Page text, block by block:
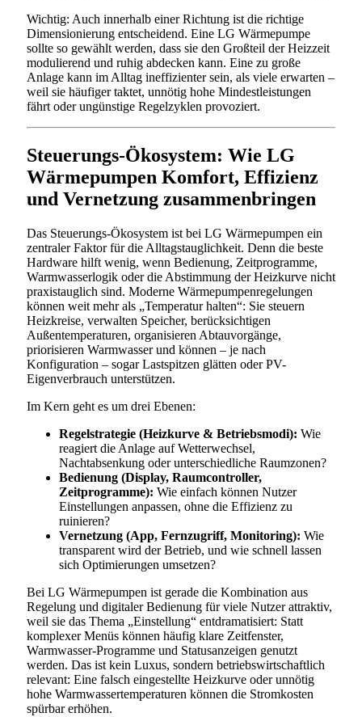
Wichtig: Auch innerhalb einer Richtung ist die richtige
Dimensionierung entscheidend. Eine LG Wärmepumpe
sollte so gewählt werden, dass sie den Großteil der Heizzeit
modulierend und ruhig abdecken kann. Eine zu große
Anlage kann im Alltag ineffizienter sein, als viele erwarten –
weil sie häufiger taktet, unnötig hohe Mindestleistungen
fährt oder ungünstige Regelzyklen provoziert.
Steuerungs-Ökosystem: Wie LG
Wärmepumpen Komfort, Effizienz
und Vernetzung zusammenbringen
Das Steuerungs-Ökosystem ist bei LG Wärmepumpen ein
zentraler Faktor für die Alltagstauglichkeit. Denn die beste
Hardware hilft wenig, wenn Bedienung, Zeitprogramme,
Warmwasserlogik oder die Abstimmung der Heizkurve nicht
praxistauglich sind. Moderne Wärmepumpenregelungen
können weit mehr als „Temperatur halten“: Sie steuern
Heizkreise, verwalten Speicher, berücksichtigen
Außentemperaturen, organisieren Abtauvorgänge,
priorisieren Warmwasser und können – je nach
Konfiguration – sogar Lastspitzen glätten oder PV-
Eigenverbrauch unterstützen.
Im Kern geht es um drei Ebenen:
Regelstrategie (Heizkurve & Betriebsmodi): Wie
reagiert die Anlage auf Wetterwechsel,
Nachtabsenkung oder unterschiedliche Raumzonen?
Bedienung (Display, Raumcontroller,
Zeitprogramme): Wie einfach können Nutzer
Einstellungen anpassen, ohne die Effizienz zu
ruinieren?
Vernetzung (App, Fernzugriff, Monitoring): Wie
transparent wird der Betrieb, und wie schnell lassen
sich Optimierungen umsetzen?
Bei LG Wärmepumpen ist gerade die Kombination aus
Regelung und digitaler Bedienung für viele Nutzer attraktiv,
weil sie das Thema „Einstellung“ entdramatisiert: Statt
komplexer Menüs können häufig klare Zeitfenster,
Warmwasser-Programme und Statusanzeigen genutzt
werden. Das ist kein Luxus, sondern betriebswirtschaftlich
relevant: Eine falsch eingestellte Heizkurve oder unnötig
hohe Warmwassertemperaturen können die Stromkosten
spürbar erhöhen.